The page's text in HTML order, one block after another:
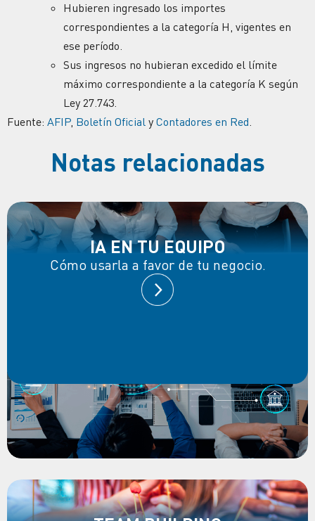
Hubieren ingresado los importes
correspondientes a la categoría H, vigentes en
ese período.
Sus ingresos no hubieran excedido el límite
máximo correspondiente a la categoría K según
Ley 27.743.
Fuente: AFIP, Boletín Oficial y Contadores en Red.
Notas relacionadas
IA EN TU EQUIPO
Cómo usarla a favor de tu negocio.